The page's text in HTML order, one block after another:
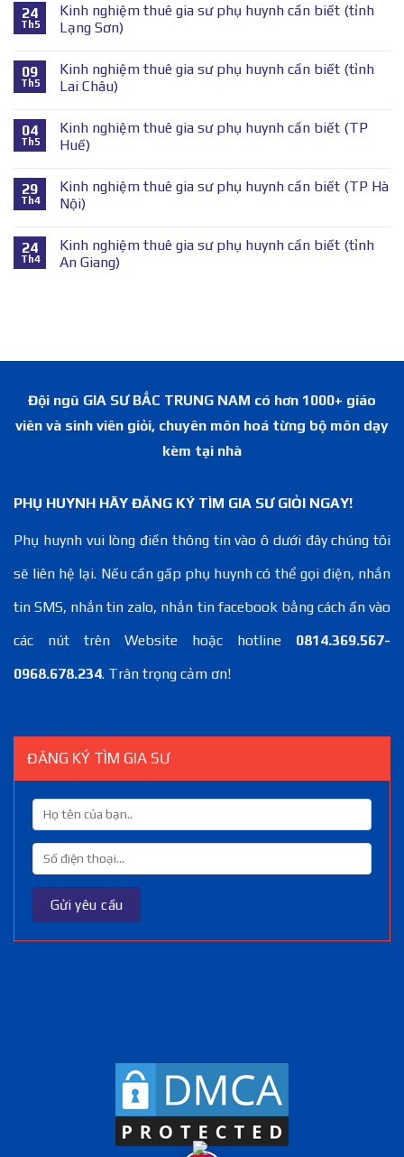
24
Th5
Kinh nghiệm thuê gia sư phụ huynh cần biết (tỉnh
Lạng Sơn)
09
Th5
Kinh nghiệm thuê gia sư phụ huynh cần biết (tỉnh
Lai Châu)
04
Th5
Kinh nghiệm thuê gia sư phụ huynh cần biết (TP
Huế)
29
Th4
Kinh nghiệm thuê gia sư phụ huynh cần biết (TP Hà
Nội)
24
Th4
Kinh nghiệm thuê gia sư phụ huynh cần biết (tỉnh
An Giang)
Đội ngũ GIA SƯ BẮC TRUNG NAM có hơn 1000+ giáo
viên và sinh viên giỏi, chuyên môn hoá từng bộ môn dạy
kèm tại nhà
PHỤ HUYNH HÃY ĐĂNG KÝ TÌM GIA SƯ GIỎI NGAY!
Phụ huynh vui lòng điền thông tin vào ô dưới đây chúng tôi
sẽ liên hệ lại. Nếu cần gấp phụ huynh có thể gọi điện, nhắn
tin SMS, nhắn tin zalo, nhắn tin facebook bằng cách ấn vào
các nút trên Website hoặc hotline 0814.369.567-
0968.678.234. Trân trọng cảm ơn!
ĐĂNG KÝ TÌM GIA SƯ